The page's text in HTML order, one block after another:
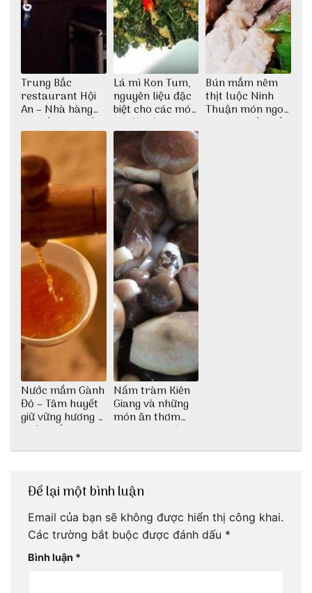
Trung Bắc
restaurant Hội
An – Nhà hàng
cao lầu có thiết
kế vô cùng ấn
tượng giữa lòng
phố Hội
Lá mì Kon Tum,
nguyên liệu đặc
biệt cho các món
ăn độc đáo
Bún mắm nêm
thịt luộc Ninh
Thuận món ngon
dân dã miền biển
Nước mắm Gành
Đỏ – Tâm huyết
giữ vững hương vị
nước mắm sau
Nấm tràm Kiên
Giang và những
món ăn thơm
ngon khó cưỡng
Để lại một bình luận
Email của bạn sẽ không được hiển thị công khai.
Các trường bắt buộc được đánh dấu *
Bình luận *